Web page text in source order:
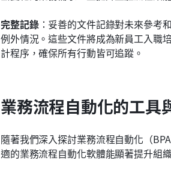
完整記錄：妥善的文件記錄對未來參考
例外情況。這些文件將成為新員工入職
計程序，確保所有行動皆可追蹤。
業務流程自動化的工具
隨著我們深入探討業務流程自動化（
適的業務流程自動化軟體能顯著提升組